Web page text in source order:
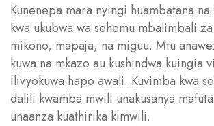
Kunenepa mara nyingi huambatana
kwa ukubwa wa sehemu mbalimbali
mikono, mapaja, na miguu. Mtu
kuwa na mkazo au kushindwa kuingia
ilivyokuwa hapo awali. Kuvimba kwa
dalili kwamba mwili unakusanya
unaanza kuathirika kimwili.